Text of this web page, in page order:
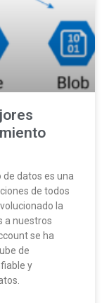
de datos es una
de todos
la
a nuestros
se ha
de
y